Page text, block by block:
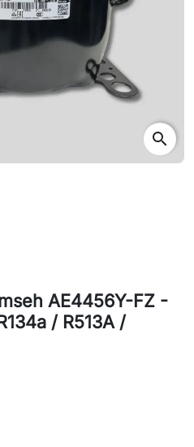
search
AE4456Y-FZ -
/ R513A /